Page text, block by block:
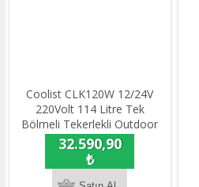
Coolist CLK120W 12/24V
220Volt 114 Litre Tek
Bölmeli Tekerlekli Outdoor
Kompresörlü Oto
Buzdolabı/Dondurucu
32.590,90
₺